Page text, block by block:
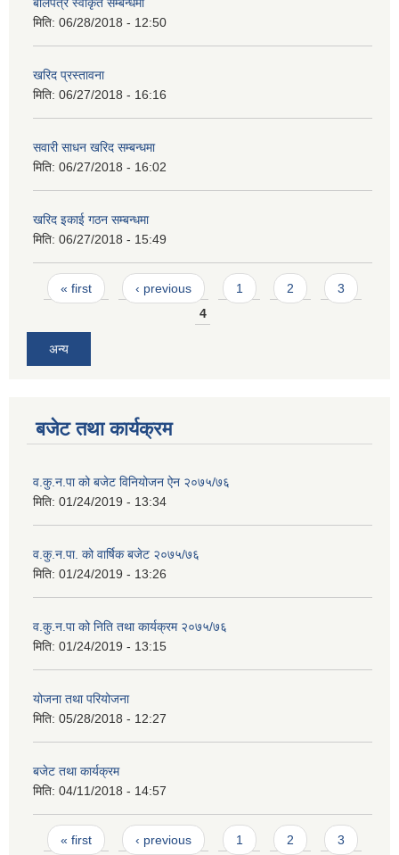
बोलपत्र स्वीकृत सम्बन्धमा
मिति: 06/28/2018 - 12:50
खरिद प्रस्तावना
मिति: 06/27/2018 - 16:16
सवारी साधन खरिद सम्बन्धमा
मिति: 06/27/2018 - 16:02
खरिद इकाई गठन सम्बन्धमा
मिति: 06/27/2018 - 15:49
Pages
« first ‹ previous 1 2
3
4
अन्य
बजेट तथा कार्यक्रम
व.कु.न.पा को बजेट विनियोजन ऐन २०७५/७६
मिति: 01/24/2019 - 13:34
व.कु.न.पा. को वार्षिक बजेट २०७५/७६
मिति: 01/24/2019 - 13:26
व.कु.न.पा को निति तथा कार्यक्रम २०७५/७६
मिति: 01/24/2019 - 13:15
योजना तथा परियोजना
मिति: 05/28/2018 - 12:27
बजेट तथा कार्यक्रम
मिति: 04/11/2018 - 14:57
Pages
« first ‹ previous 1 2
3